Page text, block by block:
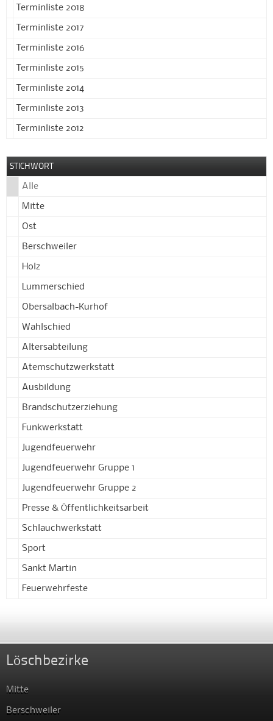
Terminliste 2018
Terminliste 2017
Terminliste 2016
Terminliste 2015
Terminliste 2014
Terminliste 2013
Terminliste 2012
STICHWORT
Alle
Mitte
Ost
Berschweiler
Holz
Lummerschied
Obersalbach-Kurhof
Wahlschied
Altersabteilung
Atemschutzwerkstatt
Ausbildung
Brandschutzerziehung
Funkwerkstatt
Jugendfeuerwehr
Jugendfeuerwehr Gruppe 1
Jugendfeuerwehr Gruppe 2
Presse & Öffentlichkeitsarbeit
Schlauchwerkstatt
Sport
Sankt Martin
Feuerwehrfeste
Löschbezirke
Mitte
Berschweiler